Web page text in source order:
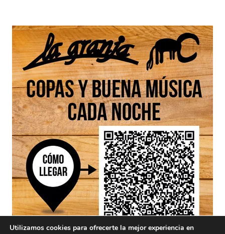
Utilizamos cookies para ofrecerte la mejor experiencia en